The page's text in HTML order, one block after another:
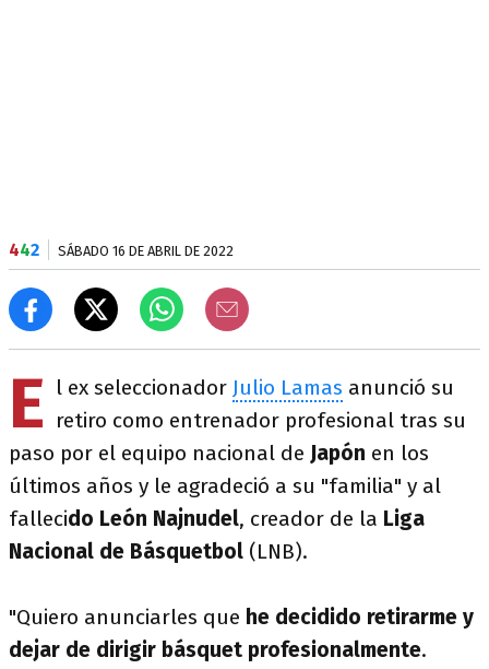
442 SÁBADO 16 DE ABRIL DE 2022
E l ex seleccionador Julio Lamas anunció su
retiro como entrenador profesional tras su
paso por el equipo nacional de Japón en los
últimos años y le agradeció a su "familia" y al
fallecido León Najnudel, creador de la Liga
Nacional de Básquetbol (LNB).
"Quiero anunciarles que he decidido retirarme y
dejar de dirigir básquet profesionalmente.